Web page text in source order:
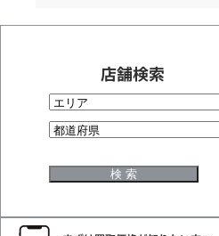
店舗検索